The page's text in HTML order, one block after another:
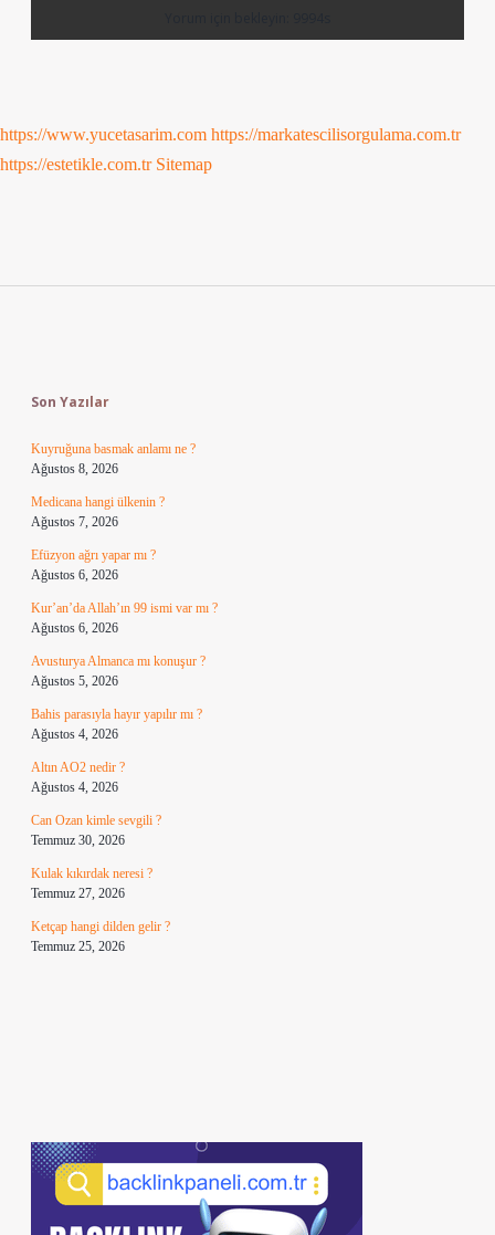
https://www.yucetasarim.com https://markatescilisorgulama.com.tr
https://estetikle.com.tr Sitemap
Son Yazılar
Kuyruğuna basmak anlamı ne ?
Ağustos 8, 2026
Medicana hangi ülkenin ?
Ağustos 7, 2026
Efüzyon ağrı yapar mı ?
Ağustos 6, 2026
Kur’an’da Allah’ın 99 ismi var mı ?
Ağustos 6, 2026
Avusturya Almanca mı konuşur ?
Ağustos 5, 2026
Bahis parasıyla hayır yapılır mı ?
Ağustos 4, 2026
Altın AO2 nedir ?
Ağustos 4, 2026
Can Ozan kimle sevgili ?
Temmuz 30, 2026
Kulak kıkırdak neresi ?
Temmuz 27, 2026
Ketçap hangi dilden gelir ?
Temmuz 25, 2026